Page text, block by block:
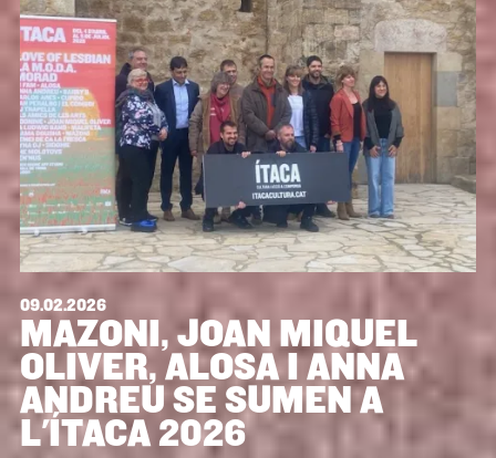
09.02.2026
MAZONI, JOAN MIQUEL
OLIVER, ALOSA I ANNA
ANDREU SE SUMEN A
L'ÍTACA 2026